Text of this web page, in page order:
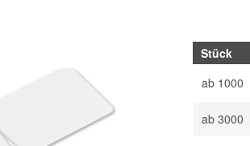
Stück
ab 1000
ab3000